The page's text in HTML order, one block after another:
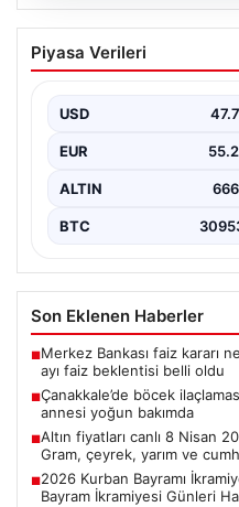
06.08.2026
Çanakkale’de
dönüştü. Yusuf
Piyasa Verileri
USD
EUR
ALTIN
BTC
Son Eklenen Haberler
■Merkez Bankası faiz kararı
ayı faiz beklentisi belli oldu
■Çanakkale’de böcek
annesi yoğun bakımda
■Altın fiyatları canlı 8 Nisan
Gram, çeyrek, yarım ve
■2026 Kurban Bayramı
Bayram İkramiyesi Günleri